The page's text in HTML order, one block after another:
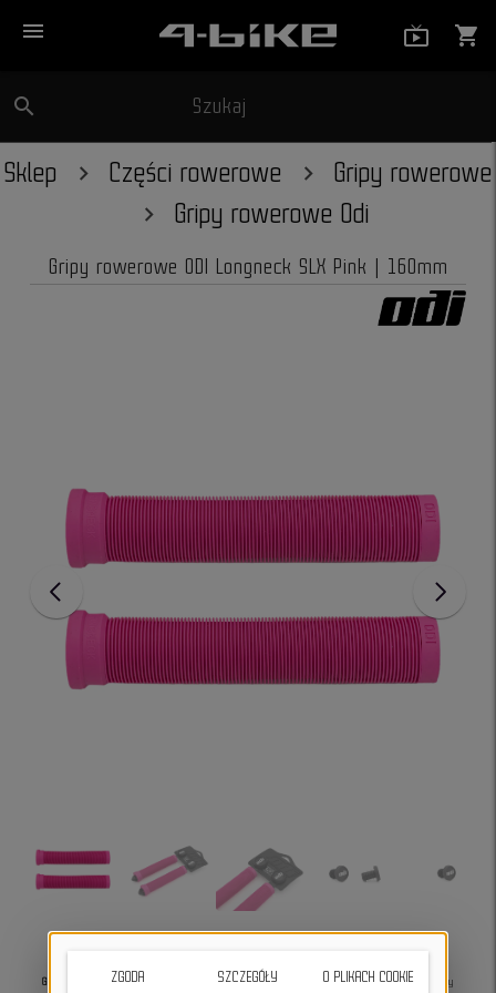
menu shopping_cart
search Szukaj
Sklep Części rowerowe
Gripy rowerowe
Gripy rowerowe Odi
Gripy rowerowe ODI Longneck SLX Pink | 160mm
Gripy ODI Longneck SLX pink
- doskonałe dla entuzjastów BMX i MTB. Gwarantują stabilny
ZGODA SZCZEGÓŁY O PLIKACH COOKIE